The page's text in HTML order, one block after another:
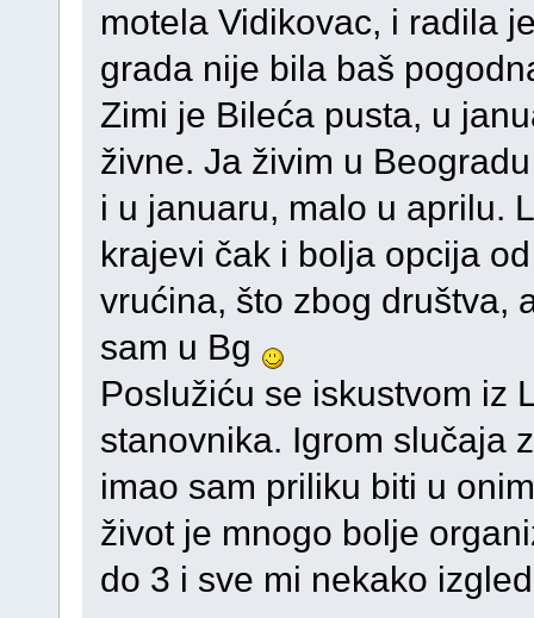
motela Vidikovac, i radila
grada nije bila baš
Zimi je Bileća pusta, u
živne. Ja živim u
i u januaru, malo u aprilu.
krajevi čak i bolja opcija
vrućina, što zbog društva,
sam u Bg
Poslužiću se iskustvom iz
stanovnika. Igrom slučaja
imao sam priliku biti u
život je mnogo bolje
do 3 i sve mi nekako